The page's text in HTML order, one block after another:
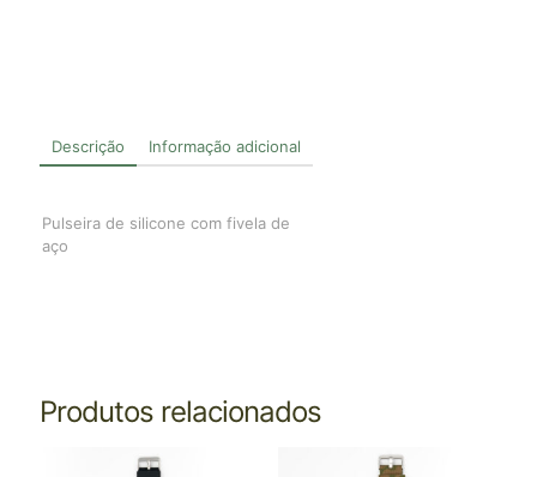
Descrição Informação adicional
Pulseira de silicone com fivela de
aço
Produtos relacionados